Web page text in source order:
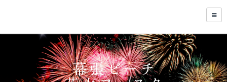
幕張ビーチ